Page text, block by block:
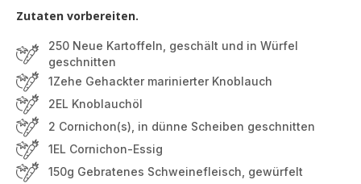
Zutaten vorbereiten.
250 Neue Kartoffeln, geschält und in Würfel
geschnitten
1Zehe Gehackter marinierter Knoblauch
2EL Knoblauchöl
2 Cornichon(s), in dünne Scheiben geschnitten
1EL Cornichon-Essig
150g Gebratenes Schweinefleisch, gewürfelt